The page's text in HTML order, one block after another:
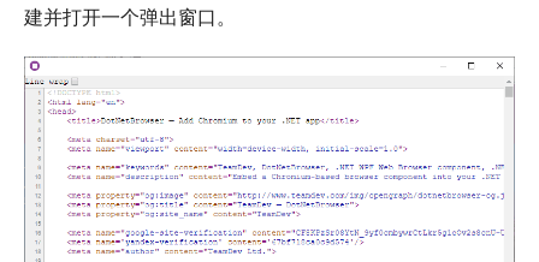
建并打开一个弹出窗口。